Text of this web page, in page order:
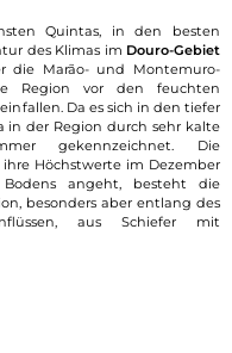
Quintas, in den besten
des Klimas im Douro-Gebiet
die Marão- und Montemuro-
Region vor den feuchten
Da es sich in den tiefer
in der Region durch sehr kalte
gekennzeichnet. Die
Höchstwerte im Dezember
angeht, besteht die
besonders aber entlang des
aus Schiefer mit